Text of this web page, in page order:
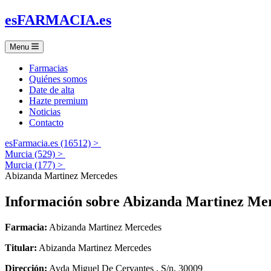
esFARMACIA.es
Menu
Farmacias
Quiénes somos
Date de alta
Hazte premium
Noticias
Contacto
esFarmacia.es (16512) >
Murcia (529) >
Murcia (177) >
Abizanda Martinez Mercedes
Información sobre Abizanda Martinez
Farmacia: Abizanda Martinez Mercedes
Titular: Abizanda Martinez Mercedes
Dirección: Avda Miguel De Cervantes . S/n, 30009